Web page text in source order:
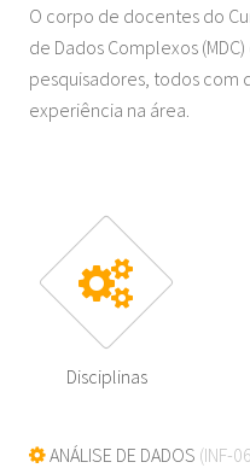
O corpo de docentes do
de Dados Complexos
pesquisadores, todos com
experiência na área.
Disciplinas
ANÁLISE DE DADOS (INF-